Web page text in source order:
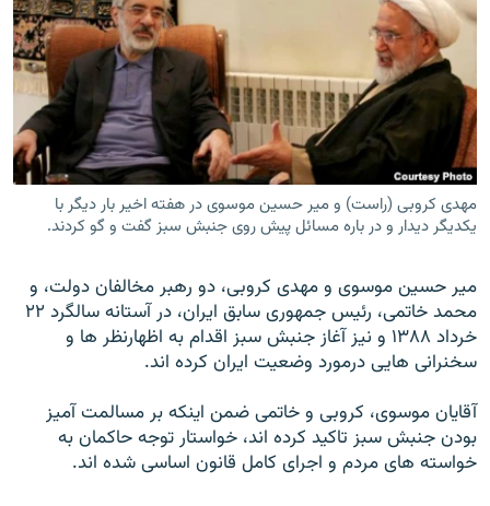
به ما بپیوندید
زبان‌های دیگر
مهدی کروبی (راست) و میر حسین موسوی در هفته اخیر بار دیگر با
یکدیگر دیدار و در باره مسائل پیش روی جنبش سبز گفت و گو کردند.
مير حسين موسوى و مهدى كروبى، دو رهبر مخالفان دولت، و
محمد خاتمى، رئيس جمهورى سابق ايران، در آستانه سالگرد ۲۲
خرداد ۱۳۸۸ و نيز آغاز جنبش سبز اقدام به اظهارنظر ها و
سخنرانى هايى درمورد وضعيت ايران كرده اند.
آقايان موسوى، كروبى و خاتمى ضمن اينكه بر مسالمت آميز
بودن جنبش سبز تاكيد كرده اند، خواستار توجه حاكمان به
خواسته هاى مردم و اجراى كامل قانون اساسى شده اند.